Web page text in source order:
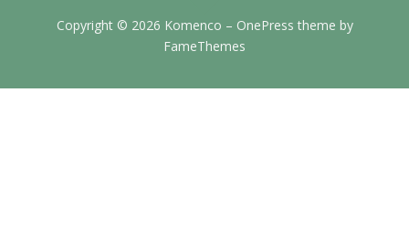
Copyright © 2026 Komenco – OnePress theme by
FameThemes